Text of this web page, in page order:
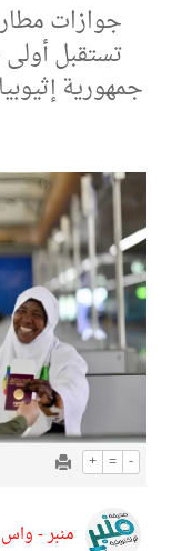
جوازات
تستقبل
جمهورية
+ = -
منبر - واس